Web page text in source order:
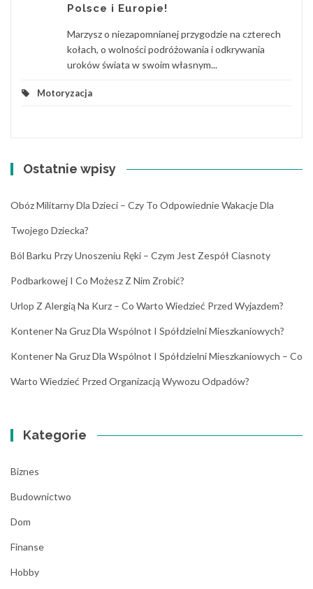
Polsce i Europie!
Marzysz o niezapomnianej przygodzie na czterech
kołach, o wolności podróżowania i odkrywania
uroków świata w swoim własnym...
Motoryzacja
Ostatnie wpisy
Obóz Militarny Dla Dzieci – Czy To Odpowiednie Wakacje Dla
Twojego Dziecka?
Ból Barku Przy Unoszeniu Ręki – Czym Jest Zespół Ciasnoty
Podbarkowej I Co Możesz Z Nim Zrobić?
Urlop Z Alergią Na Kurz – Co Warto Wiedzieć Przed Wyjazdem?
Kontener Na Gruz Dla Wspólnot I Spółdzielni Mieszkaniowych?
Kontener Na Gruz Dla Wspólnot I Spółdzielni Mieszkaniowych – Co
Warto Wiedzieć Przed Organizacją Wywozu Odpadów?
Kategorie
Biznes
Budownictwo
Dom
Finanse
Hobby